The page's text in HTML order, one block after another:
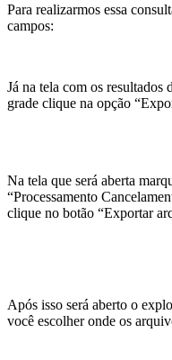
Para realizarmos essa
campos:
Já na tela com os resultados
grade clique na opção
Na tela que será aberta
“Processamento
clique no botão “Exportar
Após isso será aberto o
você escolher onde os